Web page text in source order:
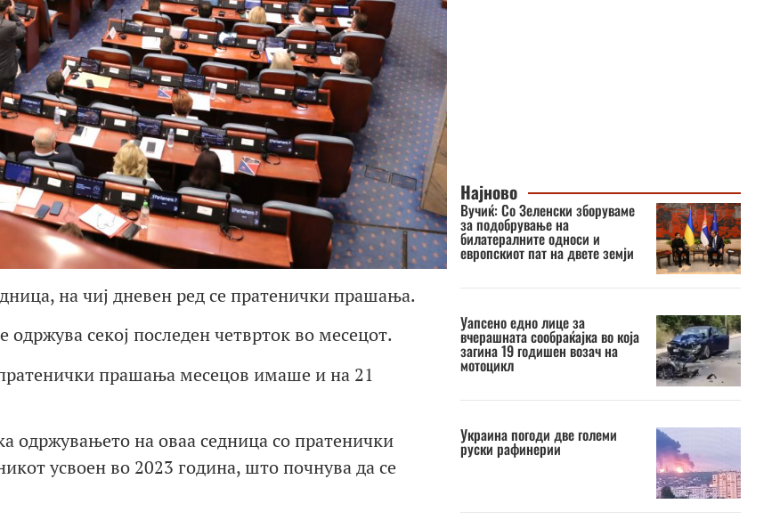
на чиј дневен ред се пратенички прашања.
секој последен четврток во месецот.
прашања месецов имаше и на 21
одржувањето на оваа седница со пратенички
усвоен во 2023 година, што почнува да се
Најново
Вучиќ: Со Зеленски зборуваме
за подобрување на
билатералните односи и
европскиот пат на двете земји
Уапсено едно лице за
вчерашната сообраќајка во која
загина 19 годишен возач на
мотоцикл
Украина погоди две големи
руски рафинерии